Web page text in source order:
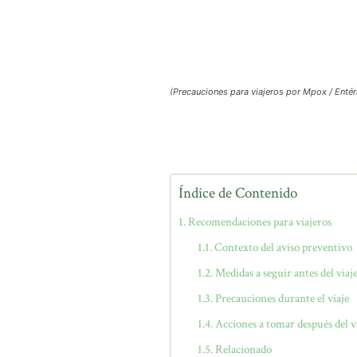
(Precauciones para viajeros por Mpox /
Índice de Contenido
Recomendaciones para viajeros
Contexto del aviso preventivo
Medidas a seguir antes del viaje
Precauciones durante el viaje
Acciones a tomar después del
Relacionado